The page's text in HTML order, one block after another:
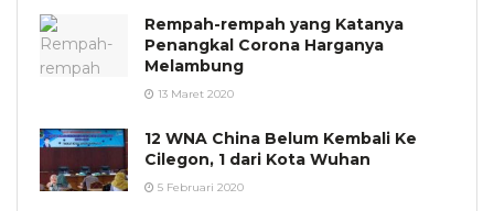
Rempah-rempah yang Katanya
Penangkal Corona Harganya
Melambung
13 Maret 2020
12 WNA China Belum Kembali Ke
Cilegon, 1 dari Kota Wuhan
5 Februari 2020